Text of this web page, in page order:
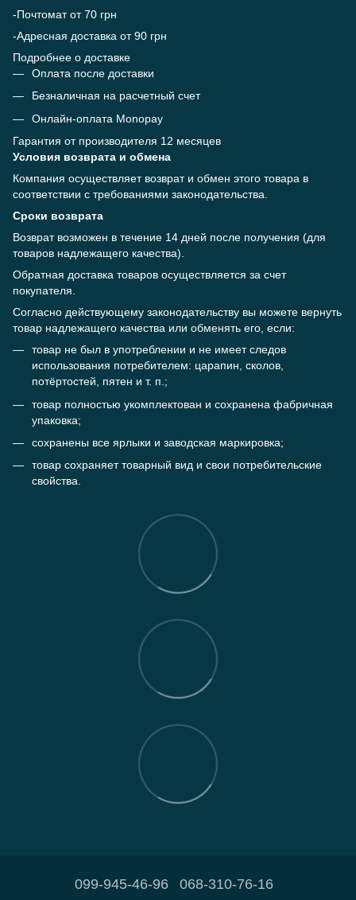
-Почтомат от 70 грн
-Адресная доставка от 90 грн
Подробнее о доставке
Оплата после доставки
Безналичная на расчетный счет
Онлайн-оплата Monopay
Гарантия от производителя 12 месяцев
Условия возврата и обмена
Компания осуществляет возврат и обмен этого товара в
соответствии с требованиями законодательства.
Сроки возврата
Возврат возможен в течение 14 дней после получения (для
товаров надлежащего качества).
Обратная доставка товаров осуществляется за счет
покупателя.
Согласно действующему законодательству вы можете вернуть
товар надлежащего качества или обменять его, если:
товар не был в употреблении и не имеет следов
использования потребителем: царапин, сколов,
потёртостей, пятен и т. п.;
товар полностью укомплектован и сохранена фабричная
упаковка;
сохранены все ярлыки и заводская маркировка;
товар сохраняет товарный вид и свои потребительские
свойства.
099-945-46-96 068-310-76-16